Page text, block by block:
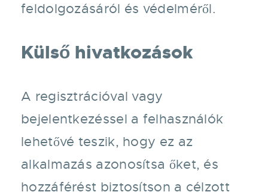
feldolgozásáról és védelméről.
Külső hivatkozások
A regisztrációval vagy
bejelentkezéssel a felhasználók
lehetővé teszik, hogy ez az
alkalmazás azonosítsa őket, és
hozzáférést biztosítson a célzott